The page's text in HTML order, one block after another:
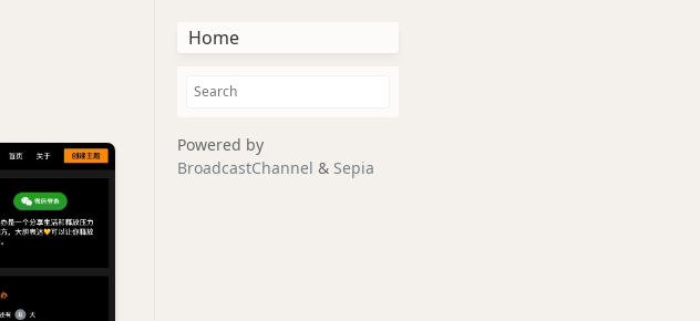
Home
Powered by
BroadcastChannel & Sepia